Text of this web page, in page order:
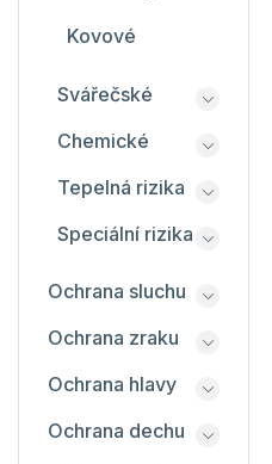
Kovové
Svářečské
Chemické
Tepelná rizika
Speciální rizika
Ochrana sluchu
Ochrana zraku
Ochrana hlavy
Ochrana dechu